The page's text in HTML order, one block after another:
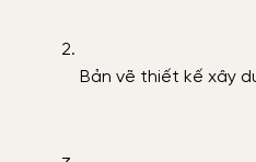
Bản vẽ thiết kế xây